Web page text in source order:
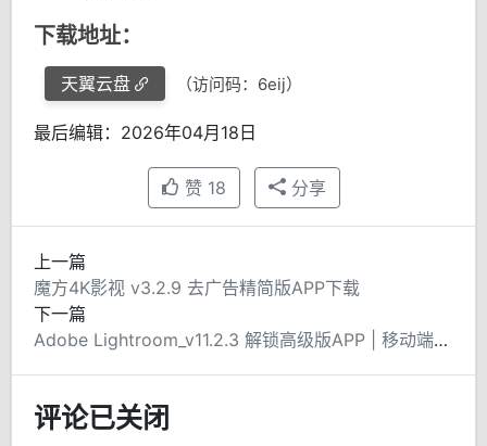
下载地址：
天翼云盘 （访问码：6eij）
最后编辑：2026年04月18日
赞 18 分享
上一篇
魔方4K影视 v3.2.9 去广告精简版APP下载
下一篇
Adobe Lightroom_v11.2.3 解锁高级版APP | 移动端专业调色利器
评论已关闭